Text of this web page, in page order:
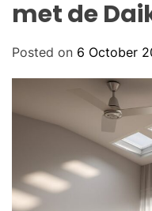
met de
Posted on 6 October